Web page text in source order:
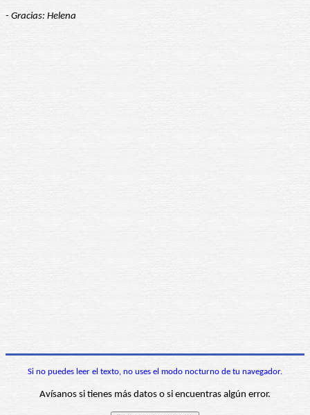
- Gracias: Helena
Si no puedes leer el texto, no uses el modo nocturno de tu navegador.
Avísanos si tienes más datos o si encuentras algún error.